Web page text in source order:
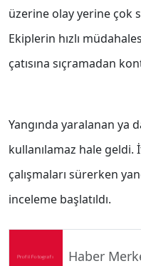
üzerine olay yerine çok
Ekiplerin hızlı
çatısına sıçramadan
Yangında yaralanan ya
kullanılamaz hale
çalışmaları sürerken
inceleme başlatıldı.
Haber